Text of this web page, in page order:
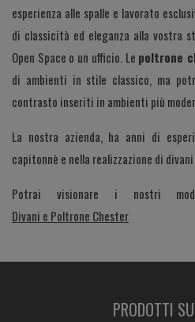
esperienza alle spalle e lavorato
di classicità ed eleganza alla vostra
Open Space o un ufficio. Le poltrone
di ambienti in stile classico, ma
contrasto inseriti in ambienti più
La nostra azienda, ha anni di
capitonnè e nella realizzazione di
Potrai visionare i nostri
Divani e Poltrone Chester
PRODOTTI